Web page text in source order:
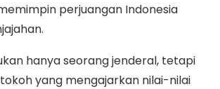
perjuangan Indonesia
hanya seorang jenderal, tetapi
yang mengajarkan nilai-nilai